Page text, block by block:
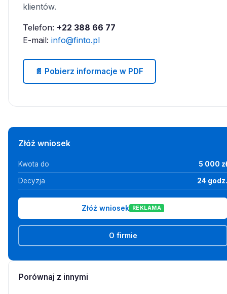
klientów.
Telefon: +22 388 66 77
E-mail: info@finto.pl
📄 Pobierz informacje w PDF
Złóż wniosek
Kwota do 5 000 zł
Decyzja 24 godz.
Złóż wniosek REKLAMA
O firmie
Porównaj z innymi